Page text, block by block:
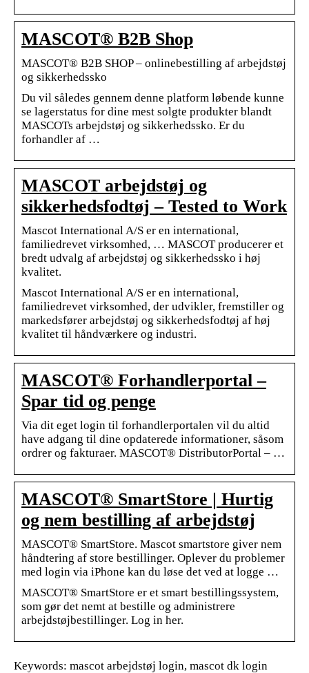
MASCOT® B2B Shop
MASCOT® B2B SHOP – onlinebestilling af arbejdstøj
og sikkerhedssko
Du vil således gennem denne platform løbende kunne
se lagerstatus for dine mest solgte produkter blandt
MASCOTs arbejdstøj og sikkerhedssko. Er du
forhandler af …
MASCOT arbejdstøj og
sikkerhedsfodtøj – Tested to Work
Mascot International A/S er en international,
familiedrevet virksomhed, … MASCOT producerer et
bredt udvalg af arbejdstøj og sikkerhedssko i høj
kvalitet.
Mascot International A/S er en international,
familiedrevet virksomhed, der udvikler, fremstiller og
markedsfører arbejdstøj og sikkerhedsfodtøj af høj
kvalitet til håndværkere og industri.
MASCOT® Forhandlerportal –
Spar tid og penge
Via dit eget login til forhandlerportalen vil du altid
have adgang til dine opdaterede informationer, såsom
ordrer og fakturaer. MASCOT® DistributorPortal – …
MASCOT® SmartStore | Hurtig
og nem bestilling af arbejdstøj
MASCOT® SmartStore. Mascot smartstore giver nem
håndtering af store bestillinger. Oplever du problemer
med login via iPhone kan du løse det ved at logge …
MASCOT® SmartStore er et smart bestillingssystem,
som gør det nemt at bestille og administrere
arbejdstøjbestillinger. Log in her.
Keywords: mascot arbejdstøj login, mascot dk login